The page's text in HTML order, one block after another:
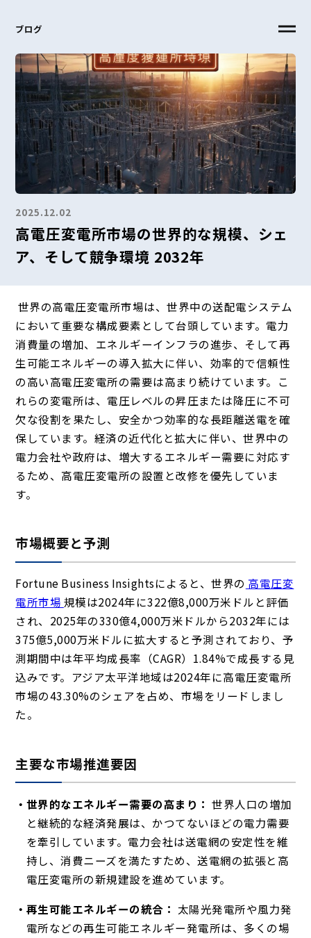
ブログ
2025.12.02
高電圧変電所市場の世界的な規模、シェ
ア、そして競争環境 2032年
世界の高電圧変電所市場は、世界中の送配電システム
において重要な構成要素として台頭しています。電力
消費量の増加、エネルギーインフラの進歩、そして再
生可能エネルギーの導入拡大に伴い、効率的で信頼性
の高い高電圧変電所の需要は高まり続けています。こ
れらの変電所は、電圧レベルの昇圧または降圧に不可
欠な役割を果たし、安全かつ効率的な長距離送電を確
保しています。経済の近代化と拡大に伴い、世界中の
電力会社や政府は、増大するエネルギー需要に対応す
るため、高電圧変電所の設置と改修を優先していま
す。
市場概要と予測
Fortune Business Insightsによると、世界の 高電圧変
電所市場 規模は2024年に322億8,000万米ドルと評価
され、2025年の330億4,000万米ドルから2032年には
375億5,000万米ドルに拡大すると予測されており、予
測期間中は年平均成長率（CAGR）1.84%で成長する見
込みです。アジア太平洋地域は2024年に高電圧変電所
市場の43.30%のシェアを占め、市場をリードしまし
た。
主要な市場推進要因
世界的なエネルギー需要の高まり： 世界人口の増加
と継続的な経済発展は、かつてないほどの電力需要
を牽引しています。電力会社は送電網の安定性を維
持し、消費ニーズを満たすため、送電網の拡張と高
電圧変電所の新規建設を進めています。
再生可能エネルギーの統合： 太陽光発電所や風力発
電所などの再生可能エネルギー発電所は、多くの場